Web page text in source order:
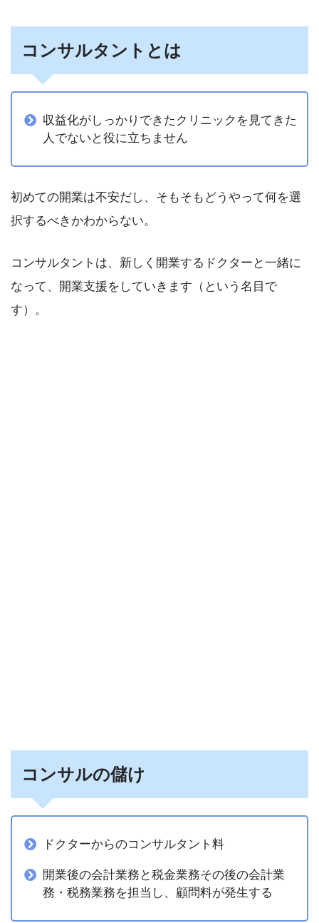
コンサルタントとは
収益化がしっかりできたクリニックを見てきた
人でないと役に立ちません
初めての開業は不安だし、そもそもどうやって何を選
択するべきかわからない。
コンサルタントは、新しく開業するドクターと一緒に
なって、開業支援をしていきます（という名目で
す）。
コンサルの儲け
ドクターからのコンサルタント料
開業後の会計業務と税金業務その後の会計業
務・税務業務を担当し、顧問料が発生する